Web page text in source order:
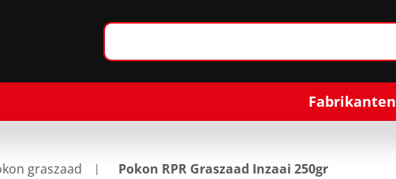
Fabrikanten
graszaad Pokon RPR Graszaad Inzaai 250gr